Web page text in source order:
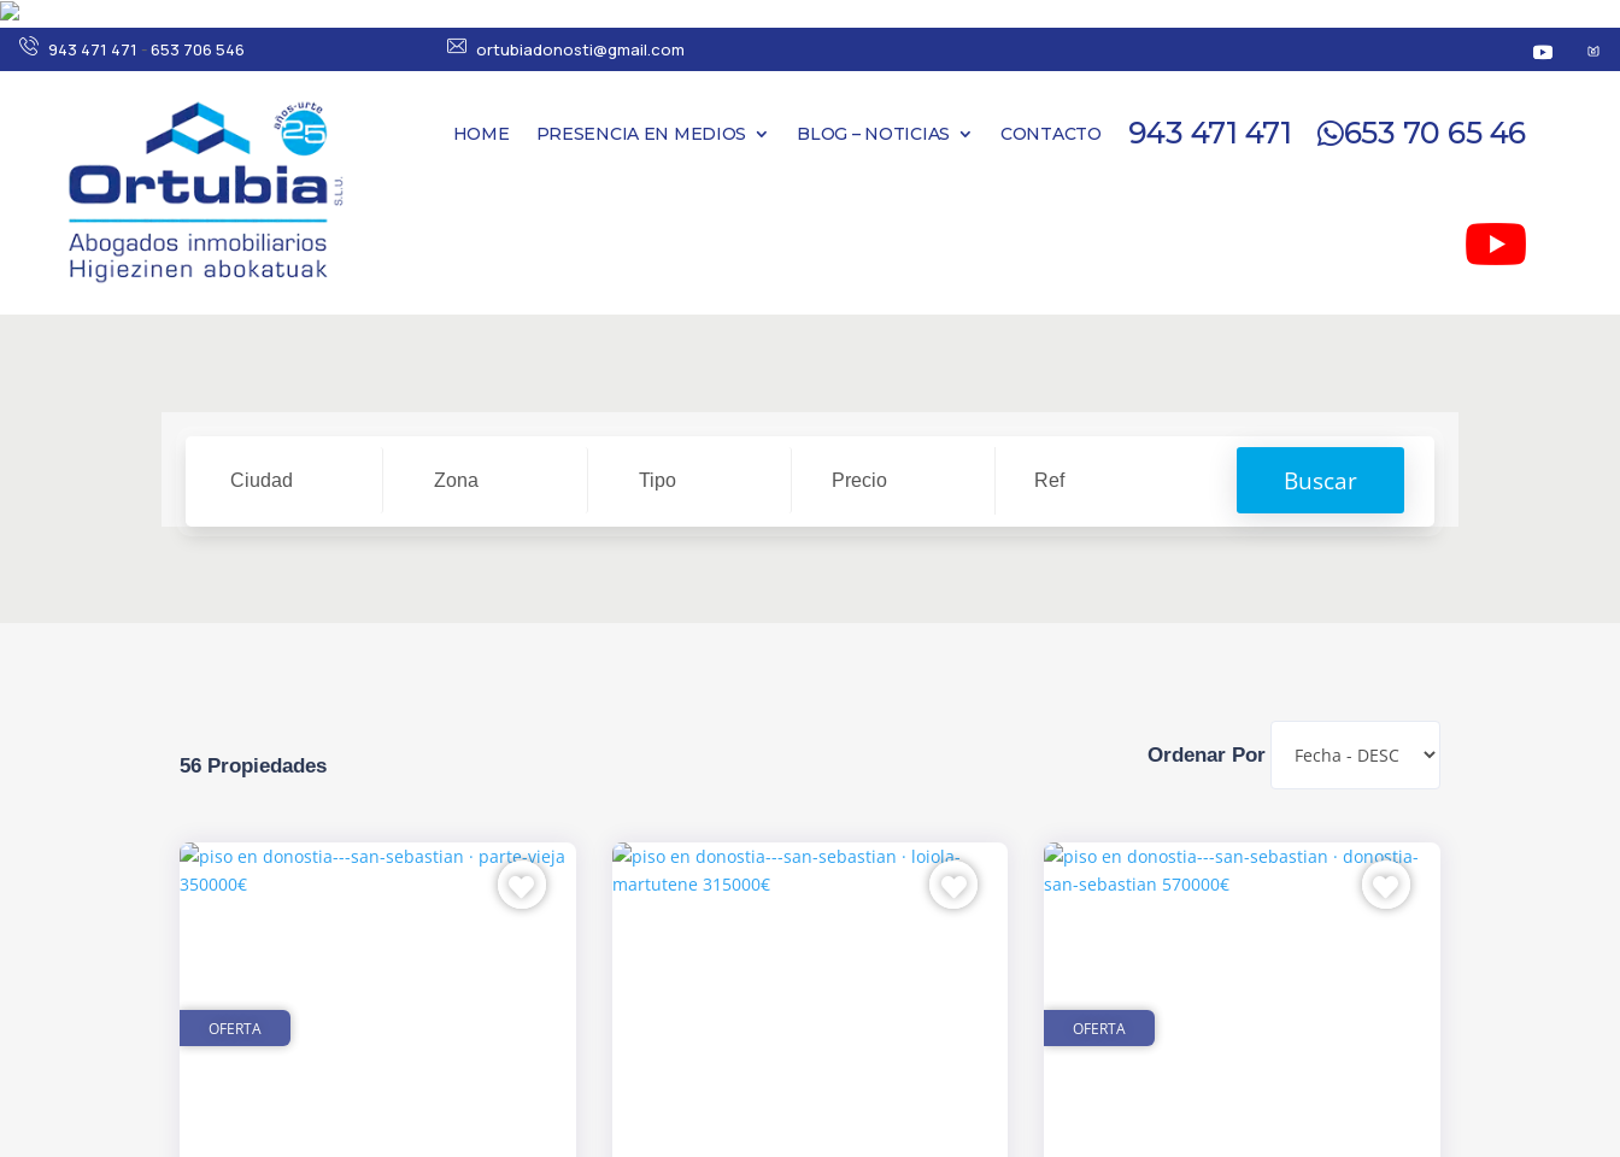
943 471 471 -653 706 546 ortubiadonosti@gmail.com
HOME PRESENCIA EN MEDIOS BLOG – NOTICIAS CONTACTO 943 471 471 653 70 65 46
Ciudad Zona Tipo Buscar
56 Propiedades Ordenar Por
OFERTA OFERTA